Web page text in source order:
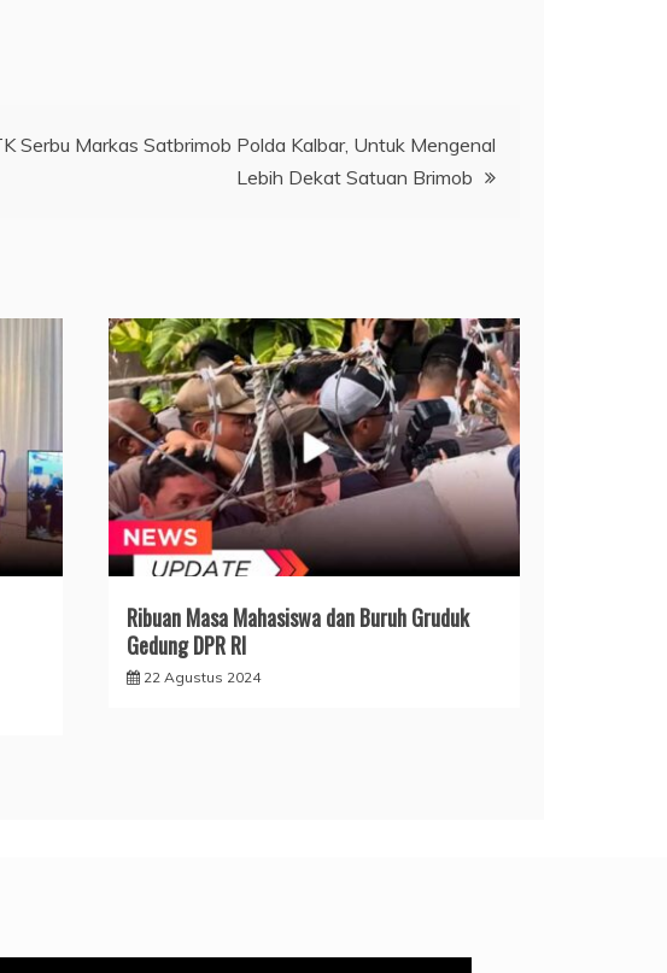
Serbu Markas Satbrimob Polda Kalbar, Untuk Mengenal
Lebih Dekat Satuan Brimob
Ribuan Masa Mahasiswa dan Buruh Gruduk
Gedung DPR RI
22 Agustus 2024